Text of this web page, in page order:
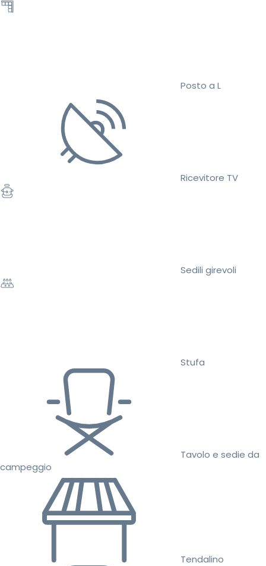
Posto a L
Ricevitore TV
Sedili girevoli
Stufa
Tavolo e sedie da
campeggio
Tendalino